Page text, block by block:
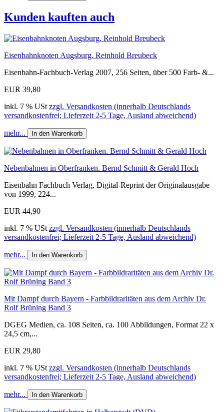
Kunden kauften auch
Eisenbahnknoten Augsburg. Reinhold Breubeck
Eisenbahn-Fachbuch-Verlag 2007, 256 Seiten, über 500 Farb- &...
EUR 39,80
inkl. 7 % USt zzgl. Versandkosten (innerhalb Deutschlands
versandkostenfrei; Lieferzeit 2-5 Tage, Ausland abweichend)
mehr... In den Warenkorb
Nebenbahnen in Oberfranken. Bernd Schmitt & Gerald Hoch
Eisenbahn Fachbuch Verlag, Digital-Reprint der Originalausgabe
von 1999, 224...
EUR 44,90
inkl. 7 % USt zzgl. Versandkosten (innerhalb Deutschlands
versandkostenfrei; Lieferzeit 2-5 Tage, Ausland abweichend)
mehr... In den Warenkorb
Mit Dampf durch Bayern - Farbbildraritäten aus dem Archiv Dr.
Rolf Brüning Band 3
DGEG Medien, ca. 108 Seiten, ca. 100 Abbildungen, Format 22 x
24,5 cm,...
EUR 29,80
inkl. 7 % USt zzgl. Versandkosten (innerhalb Deutschlands
versandkostenfrei; Lieferzeit 2-5 Tage, Ausland abweichend)
mehr... In den Warenkorb